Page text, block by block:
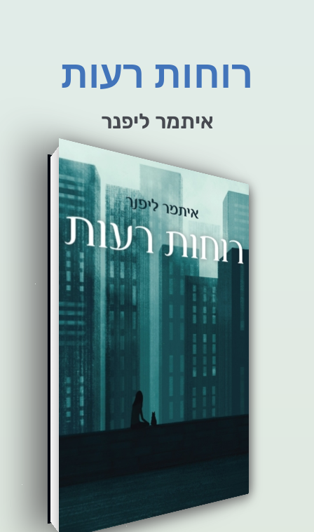
רוחות רעות
איתמר ליפנר